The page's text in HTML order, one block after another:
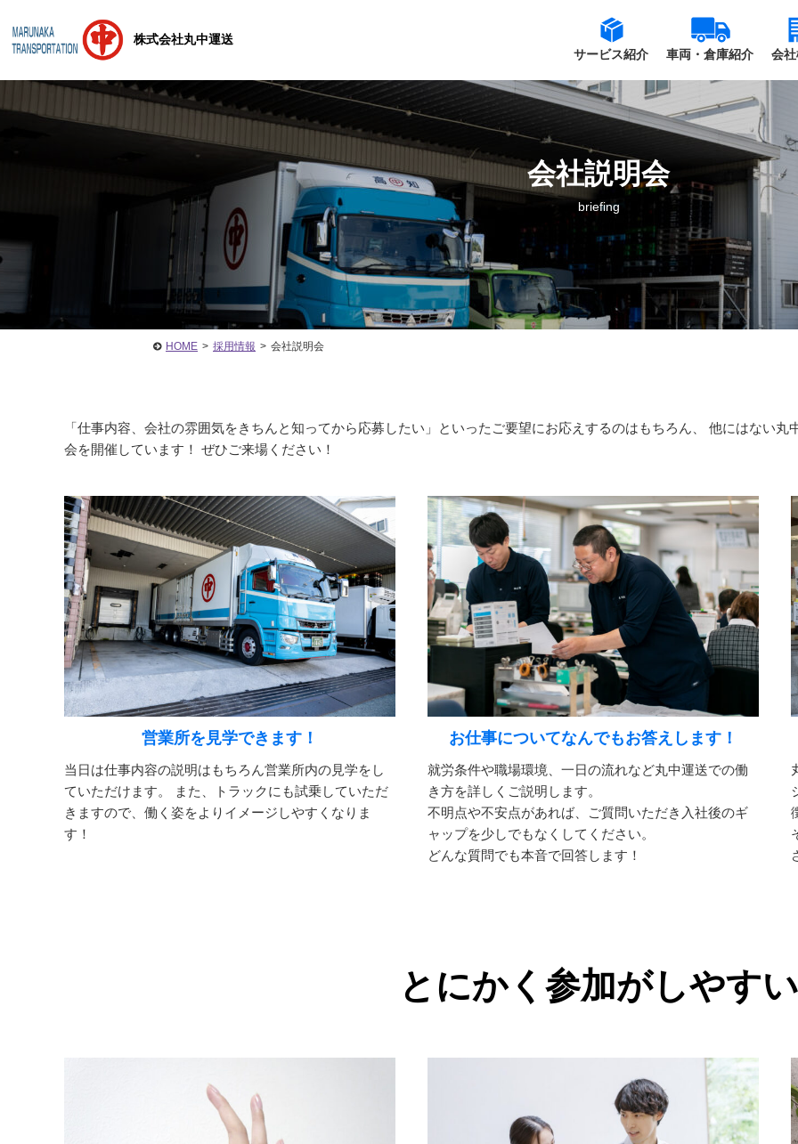
株式会社丸中運送
サービス紹介 車両・倉庫紹介 会
会社説明会
briefing
HOME > 採用情報 > 会社説明会
「仕事内容、会社の雰囲気をきちんと知ってから応募したい」といったご要望にお応えするのはもちろん、 他にはない
会を開催しています！ ぜひご来場ください！
営業所を見学できます！
当日は仕事内容の説明はもちろん営業所内の見学をし
ていただけます。 また、トラックにも試乗していただ
きますので、働く姿をよりイメージしやすくなりま
す！
お仕事についてなんでもお答えします！
就労条件や職場環境、一日の流れなど丸中運送での働
き方を詳しくご説明します。
不明点や不安点があれば、ご質問いただき入社後のギ
ャップを少しでもなくしてください。
どんな質問でも本音で回答します！
とにかく参加がしやすい